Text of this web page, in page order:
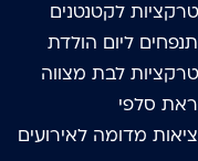
לקטנטנים
ליום הולדת
לבת מצווה
סלפי
מדומה לאירועים